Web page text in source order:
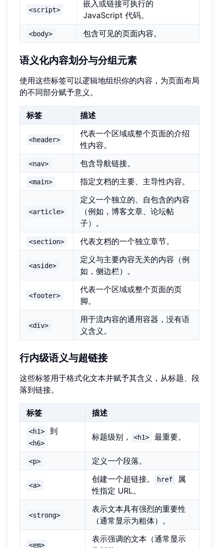
<script>
嵌入或链接可执行的
JavaScript 代码。
<body> 包含可见的页面内容。
语义化内容划分与分组元素
使用这些标签可以逻辑地组织你的内容，为页面布局
的不同部分赋予意义。
标签 描述
<header>
代表一个区域或整个页面的介绍
性内容。
<nav> 包含导航链接。
<main> 指定文档的主要、主导性内容。
<article>
定义一个独立的、自包含的内容
（例如，博客文章、论坛帖
子）。
<section> 代表文档的一个独立章节。
<aside>
定义与主要内容无关的内容（例
如，侧边栏）。
<footer>
代表一个区域或整个页面的页
脚。
<div>
用于流内容的通用容器，没有语
义含义。
行内级语义与超链接
这些标签用于格式化文本并赋予其含义，从标题、段
落到链接。
标签 描述
<h1> 到
<h6>
标题级别， <h1> 最重要。
<p> 定义一个段落。
<a>
创建一个超链接。 href
属
性指定 URL。
<strong>
表示文本具有强烈的重要性
（通常显示为粗体）。
<em>
表示强调的文本（通常显示